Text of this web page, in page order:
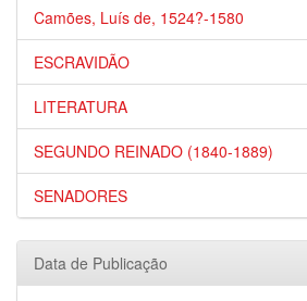
Camões, Luís de, 1524?-1580
ESCRAVIDÃO
LITERATURA
SEGUNDO REINADO (1840-1889)
SENADORES
Data de Publicação